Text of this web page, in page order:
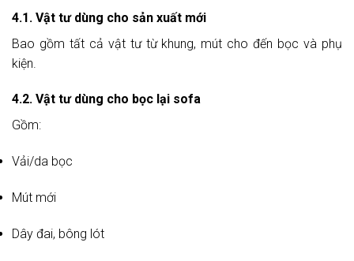
4.1. Vật tư dùng cho sản xuất mới
Bao gồm tất cả vật tư từ khung, mút cho đến bọc và phụ
kiện.
4.2. Vật tư dùng cho bọc lại sofa
Gồm:
Vải/da bọc
Mút mới
Dây đai, bông lót